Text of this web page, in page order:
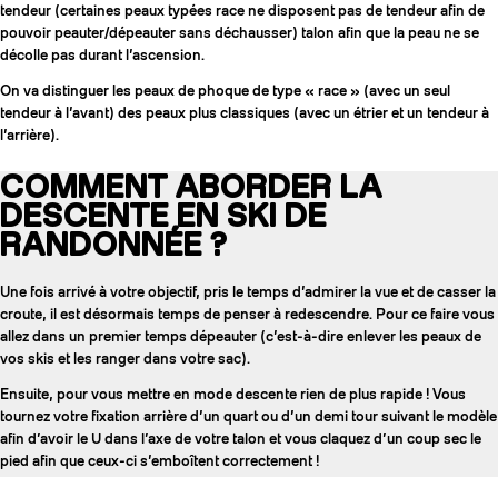
tendeur (certaines peaux typées race ne disposent pas de tendeur afin de
pouvoir peauter/dépeauter sans déchausser) talon afin que la peau ne se
décolle pas durant l’ascension.
On va distinguer les peaux de phoque de type « race » (avec un seul
tendeur à l’avant) des peaux plus classiques (avec un étrier et un tendeur à
l’arrière).
COMMENT ABORDER LA
DESCENTE EN SKI DE
RANDONNÉE ?
Une fois arrivé à votre objectif, pris le temps d’admirer la vue et de casser la
croute, il est désormais temps de penser à redescendre. Pour ce faire vous
allez dans un premier temps dépeauter (c’est-à-dire enlever les peaux de
vos skis et les ranger dans votre sac).
Ensuite, pour vous mettre en mode descente rien de plus rapide ! Vous
tournez votre fixation arrière d’un quart ou d’un demi tour suivant le modèle
afin d’avoir le U dans l’axe de votre talon et vous claquez d’un coup sec le
pied afin que ceux-ci s’emboîtent correctement !